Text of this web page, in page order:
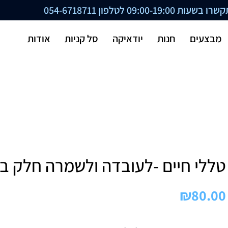
09:00-19:00 לטלפון 054-6718711
מבצעים חנות יודאיקה סל קניות אודות
טללי חיים -לעובדה ולשמרה חלק ב
₪80.00